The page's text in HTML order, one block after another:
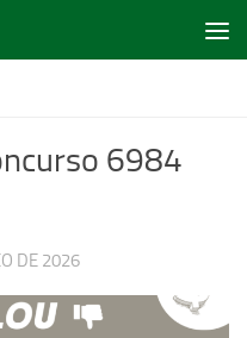
6984
DE 2026